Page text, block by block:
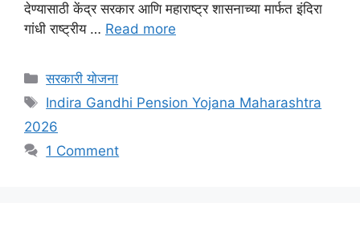
देण्यासाठी केंद्र सरकार आणि महाराष्ट्र शासनाच्या मार्फत इंदिरा
गांधी राष्ट्रीय … Read more
Categories
सरकारी योजना
Tags
Indira Gandhi Pension Yojana Maharashtra
2026
1 Comment